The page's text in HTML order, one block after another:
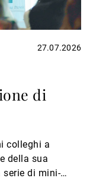
27.07.2026
di
colleghi a
della sua
serie di mini-